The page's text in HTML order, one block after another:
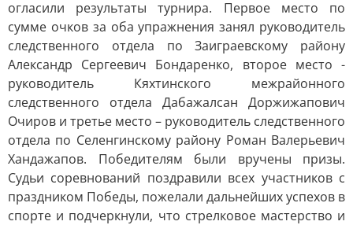
огласили результаты турнира. Первое место по
сумме очков за оба упражнения занял руководитель
следственного отдела по Заиграевскому району
Александр Сергеевич Бондаренко, второе место -
руководитель Кяхтинского межрайонного
следственного отдела Дабажалсан Доржижапович
Очиров и третье место – руководитель следственного
отдела по Селенгинскому району Роман Валерьевич
Хандажапов. Победителям были вручены призы.
Судьи соревнований поздравили всех участников с
праздником Победы, пожелали дальнейших успехов в
спорте и подчеркнули, что стрелковое мастерство и